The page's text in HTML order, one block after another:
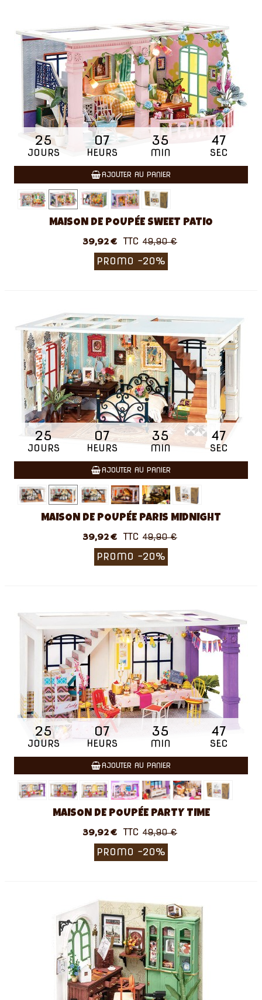
AJOUTER AU PANIER
25
JOURS
07
HEURS
35
MIN
46
SEC
MAISON DE POUPÉE SWEET PATIO
39,92 € TTC 49,90 €
PROMO -20%
AJOUTER AU PANIER
25
JOURS
07
HEURS
35
MIN
46
SEC
MAISON DE POUPÉE PARIS MIDNIGHT
39,92 € TTC 49,90 €
PROMO -20%
AJOUTER AU PANIER
25
JOURS
07
HEURS
35
MIN
46
SEC
MAISON DE POUPÉE PARTY TIME
39,92 € TTC 49,90 €
PROMO -20%